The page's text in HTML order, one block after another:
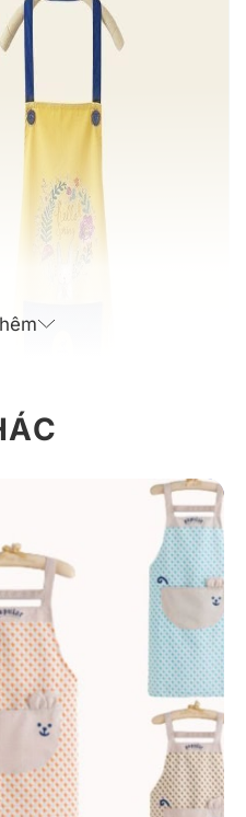
yếm dáng dài đẹp mắt
Tạp dề quà tặng
dáng dài là một trong
thích nhất tại xưởng may
kế trẻ trung và họa tiết in